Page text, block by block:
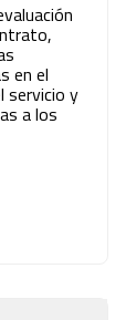
en el
servicio y
a los